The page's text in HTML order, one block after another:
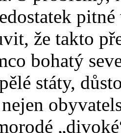
pitné
že takto
bohatý
státy,